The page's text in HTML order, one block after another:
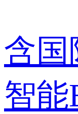
含国
智能